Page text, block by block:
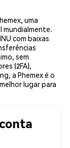
uma
mundialmente.
com baixas
sem
(2FA),
a Phemex é o
lugar para